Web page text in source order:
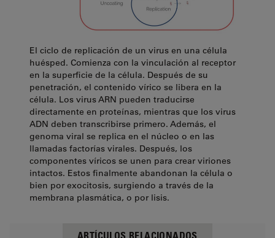
El ciclo de replicación de un virus en una célula
huésped. Comienza con la vinculación al receptor
en la superficie de la célula. Después de su
penetración, el contenido vírico se libera en la
célula. Los virus ARN pueden traducirse
directamente en proteínas, mientras que los virus
ADN deben transcribirse primero. Además, el
genoma viral se replica en el núcleo o en las
llamadas factorías virales. Después, los
componentes víricos se unen para crear viriones
intactos. Estos finalmente abandonan la célula o
bien por exocitosis, surgiendo a través de la
membrana plasmática, o por lisis.